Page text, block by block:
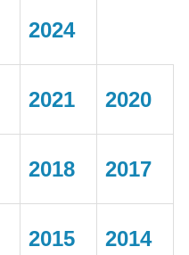
2024
2021 2020
2018 2017
2015 2014